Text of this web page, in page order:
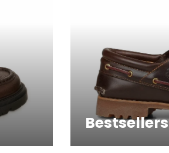
Bestsellers